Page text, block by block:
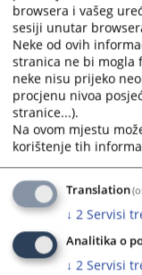
a
date.
Press
the
question
mark
key
to
get
the
keyboard
shortcuts
for
changing
10.11.2020.
Javni oglas za
24.09.2020.
Javni oglas za
Konkurs
browsera i vašeg
sesiji unutar
Neke od ovih
stranica ne bi mogla
neke nisu prijeko
procjenu nivoa
stranice...).
Na ovom mjestu
korištenje tih
Translation
↓ 2 Servisi
Analitika o
↓ 2 Servisi